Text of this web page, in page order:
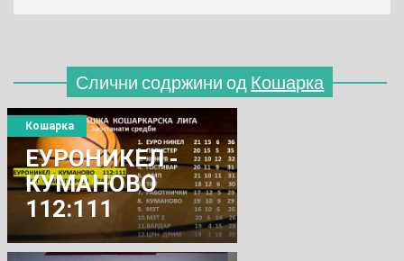
Слични содржини од Кошарка
ЕУРОНИКЕЛ -
КУМАНОВО
112:111
Кошарка